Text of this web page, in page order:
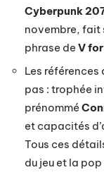
Cyberpunk
novembre, fait
phrase de V
Les références
pas : trophée
prénommé
et capacités
Tous ces
du jeu et la